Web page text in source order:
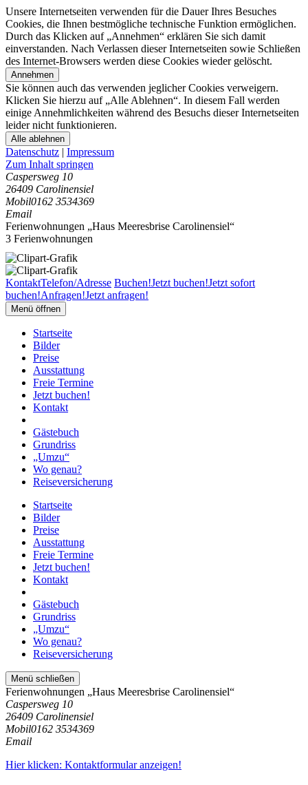
Unsere Internetseiten verwenden für die Dauer Ihres Besuches
Cookies, die Ihnen bestmögliche technische Funktion ermöglichen.
Durch das Klicken auf „Annehmen“ erklären Sie sich damit
einverstanden. Nach Verlassen dieser Internetseiten sowie Schließen
des Internet-Browsers werden diese Cookies wieder gelöscht.
Annehmen
Sie können auch das verwenden jeglicher Cookies verweigern.
Klicken Sie hierzu auf „Alle Ablehnen“. In diesem Fall werden
einige Annehmlichkeiten während des Besuchs dieser Internetseiten
leider nicht funktionieren.
Alle ablehnen
Datenschutz | Impressum
Zum Inhalt springen
Caspersweg 10
26409 Carolinensiel
Mobil0162 3534369
Email
Ferienwohnungen „Haus Meeresbrise Carolinensiel“
3 Ferienwohnungen
KontaktTelefon/Adresse Buchen!Jetzt buchen!Jetzt sofort
buchen!Anfragen!Jetzt anfragen!
Menü öffnen
Startseite
Bilder
Preise
Ausstattung
Freie Termine
Jetzt buchen!
Kontakt
Gästebuch
Grundriss
„Umzu“
Wo genau?
Reiseversicherung
Startseite
Bilder
Preise
Ausstattung
Freie Termine
Jetzt buchen!
Kontakt
Gästebuch
Grundriss
„Umzu“
Wo genau?
Reiseversicherung
Menü schließen
Ferienwohnungen „Haus Meeresbrise Carolinensiel“
Caspersweg 10
26409 Carolinensiel
Mobil0162 3534369
Email
Hier klicken: Kontaktformular anzeigen!